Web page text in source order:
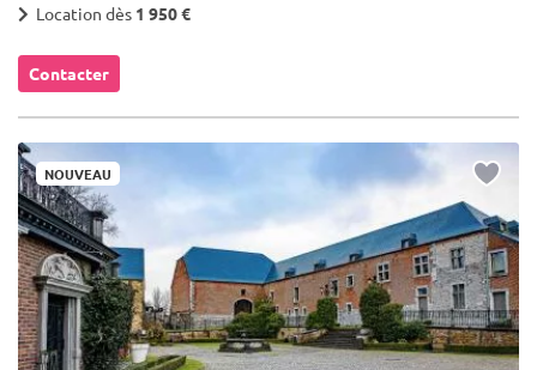
Location dès 1 950 €
Contacter
NOUVEAU